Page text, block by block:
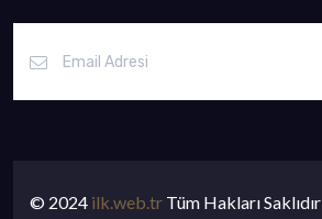
© 2024 ilk.web.tr Tüm Hakları Saklıdır